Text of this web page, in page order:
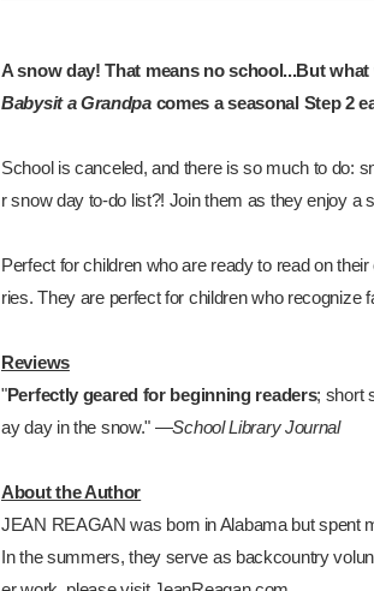
A snow day! That means no school...But
Babysit a Grandpacomes a seasonal Step 2
School is canceled, and there is so much to do:
r snow day to-do list?! Join them as they enjoy a
Perfect for children who are ready to read on
ries. They are perfect for children who recognize
Reviews
"Perfectly geared for beginning readers; short
ay day in the snow." —School Library Journal
About the Author
JEAN REAGAN was born in Alabama but spent
In the summers, they serve as backcountry